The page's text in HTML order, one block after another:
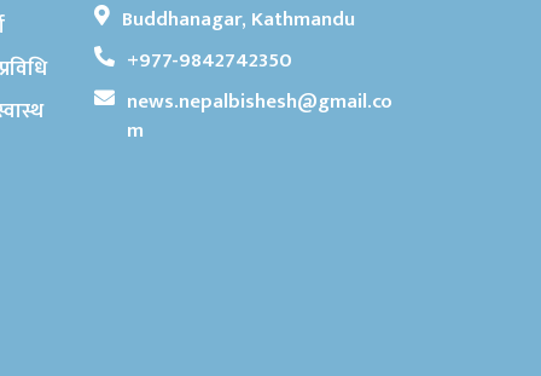
Buddhanagar, Kathmandu
+977-9842742350
news.nepalbishesh@gmail.co
m